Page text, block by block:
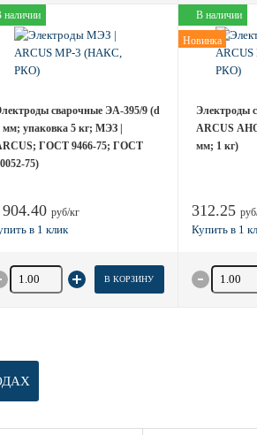
наличии
сварочные ЭА-395/9 (d
мм; упаковка 5 кг; МЭЗ |
ГОСТ 9466-75; ГОСТ
75)
904.40 руб/кг
Количество товара В КОРЗИНУ
В наличии
Новинка
Электроды
ARCUS
мм; 1 кг)
312.25